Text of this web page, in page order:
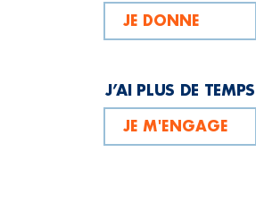
JE DONNE
J’AI PLUS DE TEMPS
JE M'ENGAGE